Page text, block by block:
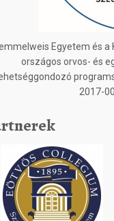
Egyetem és
országos orvos- és
2017-